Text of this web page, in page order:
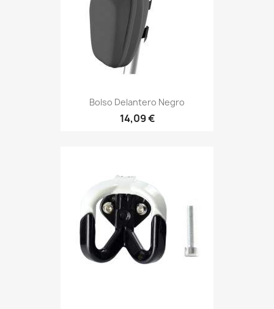
Bolso Delantero Negro
14,09 €